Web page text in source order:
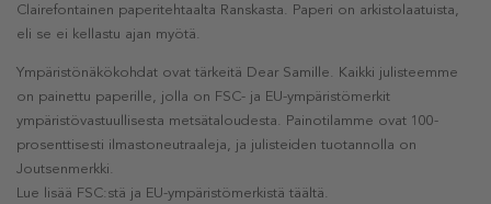
Clairefontainen paperitehtaalta Ranskasta. Paperi on arkistolaatuista,
eli se ei kellastu ajan myötä.
Ympäristönäkökohdat ovat tärkeitä Dear Samille. Kaikki julisteemme
on painettu paperille, jolla on FSC- ja EU-ympäristömerkit
ympäristövastuullisesta metsätaloudesta. Painotilamme ovat 100-
prosenttisesti ilmastoneutraaleja, ja julisteiden tuotannolla on
Joutsenmerkki.
Lue lisää FSC:stä ja EU-ympäristömerkistä täältä.